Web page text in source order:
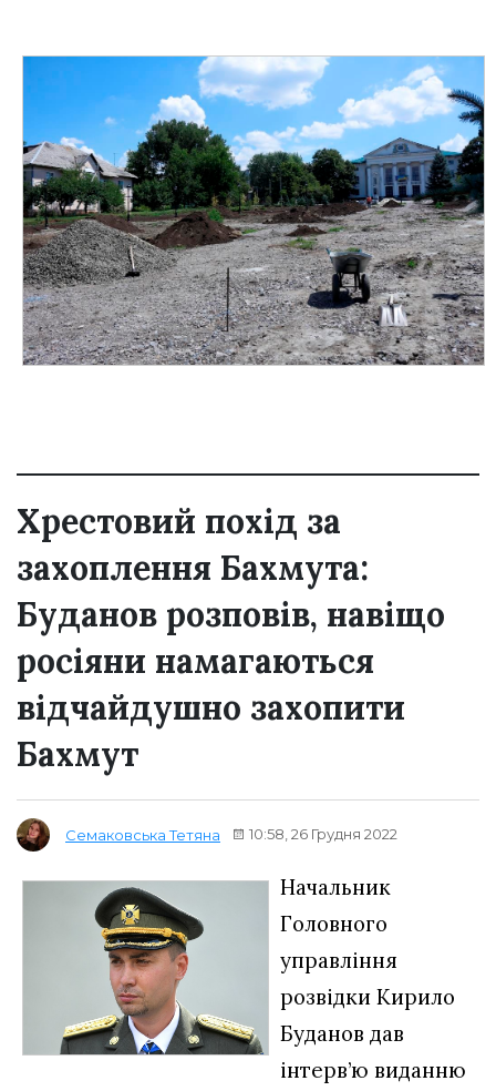
Хрестовий похід за
захоплення Бахмута:
Буданов розповів, навіщо
росіяни намагаються
відчайдушно захопити
Бахмут
Семаковська Тетяна 10:58, 26 Грудня 2022
Начальник
Головного
управління
розвідки Кирило
Буданов дав
інтерв’ю виданню